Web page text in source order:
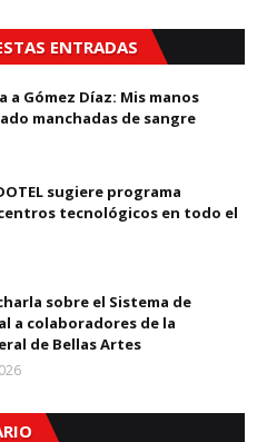
ENTRADAS
a Gómez Díaz: Mis manos
manchadas de sangre
sugiere programa
tecnológicos en todo el
sobre el Sistema de
a colaboradores de la
de Bellas Artes